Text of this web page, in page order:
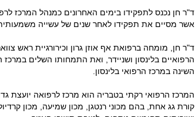
ד"ר חן נכנס לתפקידו בימים האחרונים כמנהל המרכז
אשר מסיים את תפקידו לאחר שנים של עשייה
ד"ר חן, מומחה ברפואת אף אוזן גרון וכירורגיית ראש
הרפואיים בלינסון ושניידר, ואת התמחותו השלים
השינה במרכז הרפואי בלינסון.
המרכז הרפואי רקתי בטבריה הוא מרכז לרפואה יועצת
קורת גג אחת, בהם מכוני רנטגן, מכון שמיעה, מכון